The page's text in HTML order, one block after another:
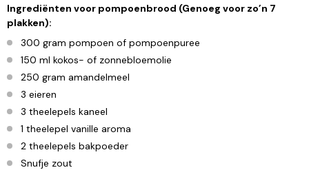
Ingrediënten voor pompoenbrood (Genoeg voor zo’n 7
plakken):
300 gram pompoen of pompoenpuree
150 ml kokos- of zonnebloemolie
250 gram amandelmeel
3 eieren
3 theelepels kaneel
1 theelepel vanille aroma
2 theelepels bakpoeder
Snufje zout